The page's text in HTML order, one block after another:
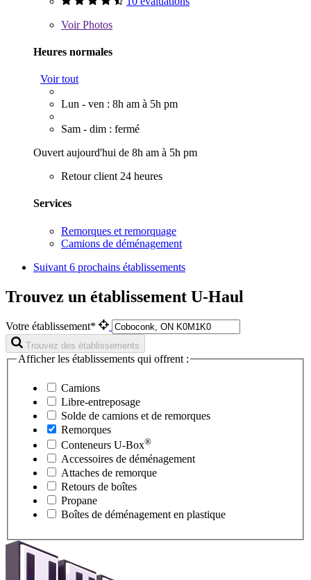
VoirPhotos
Heures normales
Voir tout
Lun - ven : 8h am à 5h pm
Sam - dim : fermé
Ouvert aujourd'hui de 8h am à 5h pm
Retour client 24 heures
Services
Remorques et remorquage
Camions de déménagement
Suivant 6 prochains établissements
Trouvez un établissement U-Haul
Votre établissement*
Trouvez des établissements
Afficher les établissements qui offrent :
Camions
Libre-entreposage
Solde de camions et de remorques
Remorques
Conteneurs U-Box®
Accessoires de déménagement
Attaches de remorque
Retours de boîtes
Propane
Boîtes de déménagement en plastique